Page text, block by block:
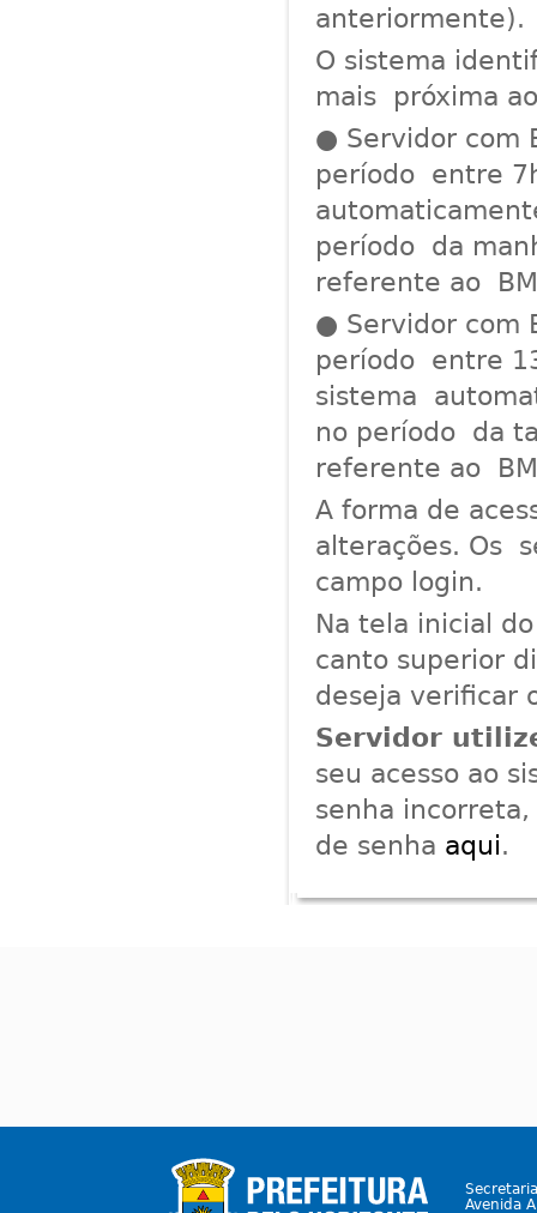
anteriormente).
O sistema
mais próxima
● Servidor com
período entre
período da
referente ao
● Servidor com
período entre
sistema
no período da
referente ao
A forma de
alterações. Os
campo login.
Na tela inicial
canto superior
deseja verificar
Servidor
seu acesso ao
senha
de senha aqui.
Avenida